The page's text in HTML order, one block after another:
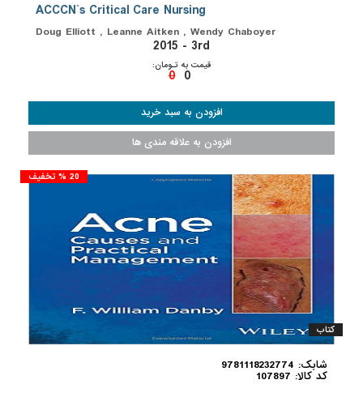
ACCCN`s Critical Care Nursing
Doug Elliott , Leanne Aitken , Wendy Chaboyer
2015 - 3rd
قیمت به تـومان:
0
0
کتاب
20 % تخفیف
شابک: 9781118232774
کد کالا: 107897